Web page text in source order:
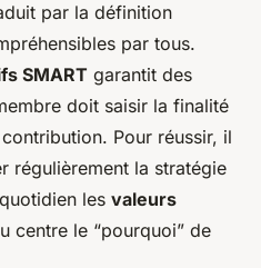
par la définition
par tous.
SMART garantit des
doit saisir la finalité
Pour réussir, il
régulièrement la stratégie
les valeurs
centre le “pourquoi” de